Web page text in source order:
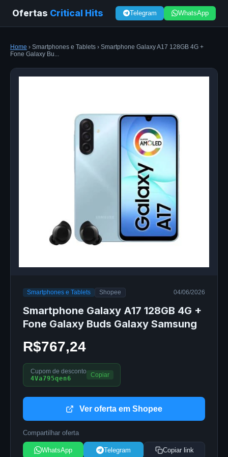
Ofertas Critical Hits Telegram WhatsApp
Home › Smartphones e Tablets › Smartphone Galaxy A17 128GB 4G +
Fone Galaxy Bu...
Smartphones e Tablets Shopee 04/06/2026
Smartphone Galaxy A17 128GB 4G +
Fone Galaxy Buds Galaxy Samsung
R$767,24
Cupom de desconto
4Va795qen6
Copiar
Ver oferta em Shopee
Compartilhar oferta
WhatsApp Telegram Copiar link